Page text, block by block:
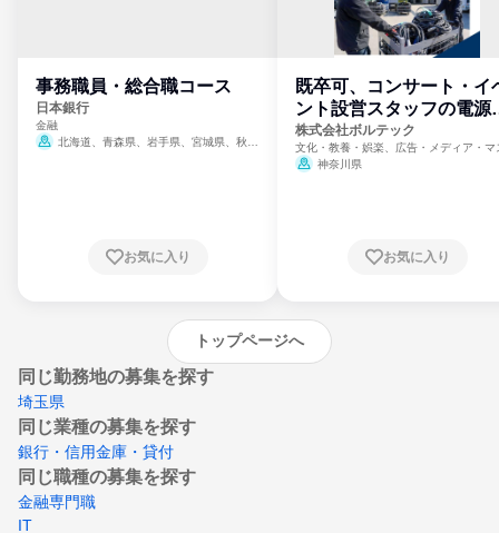
事務職員・総合職コース
日本銀行
金融
北海道、青森県、岩手県、宮城県、秋田
崎県、熊本県、大分県、宮崎県、鹿児島県、
お気に入り
既卒可、コンサート・イ
ント設営スタッフの電源
門
株式会社ボルテック
文化・教養・娯楽、広告・メディア・マ
ミ、電力・ガス・水道・エネルギー
神奈川県
お気に入り
トップページへ
同じ勤務地の募集を探す
埼玉県
同じ業種の募集を探す
銀行・信用金庫・貸付
同じ職種の募集を探す
金融専門職
IT